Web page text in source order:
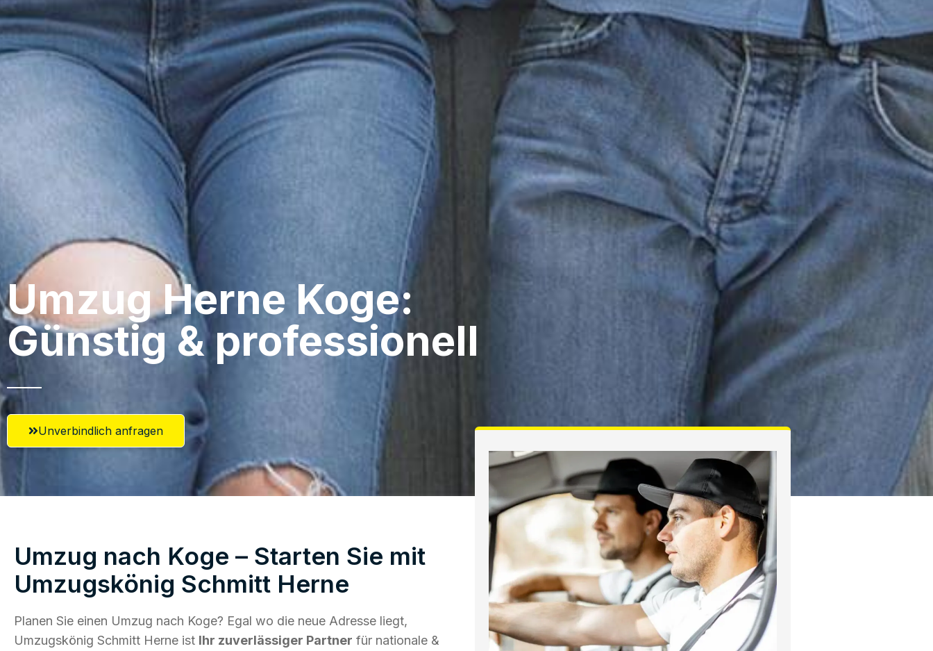
Umzug Herne​ Koge:
Günstig & professionell​
Unverbindlich anfragen
Umzug nach Koge – Starten Sie mit
Umzugskönig Schmitt Herne
Planen Sie einen Umzug nach Koge? Egal wo die neue Adresse liegt,
Umzugskönig Schmitt Herne ist Ihr zuverlässiger Partner für nationale &